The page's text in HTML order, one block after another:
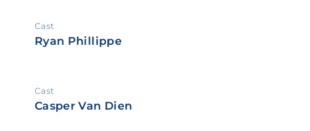
Cast
Ryan Phillippe
Cast
Casper Van Dien